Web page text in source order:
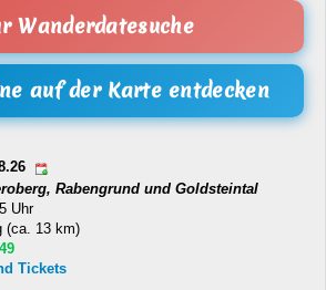
Wanderdatesuche
auf der Karte entdecken
Rabengrund und Goldsteintal
Uhr
(ca. 13 km)
Tickets